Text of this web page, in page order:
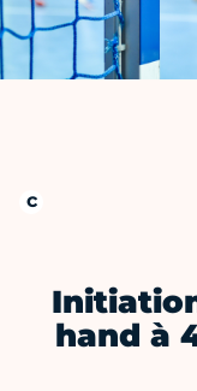
hand à